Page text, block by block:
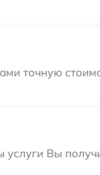
точную
услуги Вы